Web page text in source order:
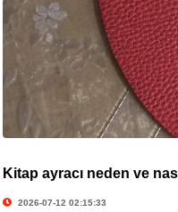
Kitap ayracı neden ve
2026-07-12 02:15:33